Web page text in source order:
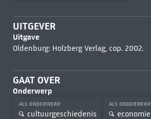
UITGEVER
Uitgave
Oldenburg: Holzberg Verlag, cop. 2002.
GAAT OVER
Onderwerp
ALS ONDERWERP
cultuurgeschiedenis
ALS ONDERWERP
economie